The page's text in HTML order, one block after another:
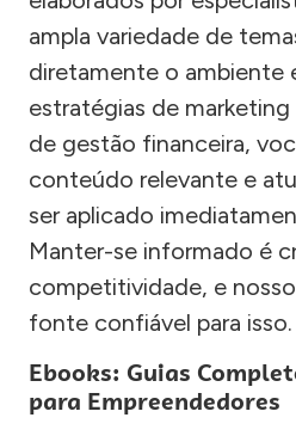
ampla variedade de
diretamente o ambiente
estratégias de
de gestão financeira,
conteúdo relevante e
ser aplicado
Manter-se informado é
competitividade, e
fonte confiável para isso.
Ebooks: Guias
para Empreendedores